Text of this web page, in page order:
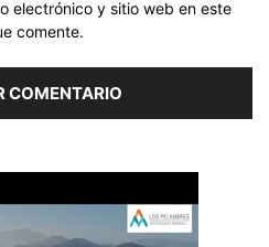
electrónico y sitio web en este
comente.